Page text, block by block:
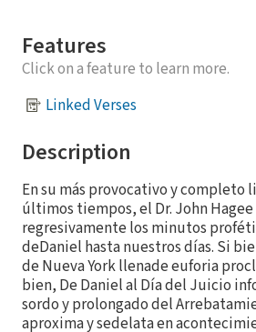
Features
Click on a feature to learn more.
Linked Verses
Description
En su más provocativo y completo
últimos tiempos, el Dr. John
regresivamente los minutos
deDaniel hasta nuestros días. Si
de Nueva York llenade euforia
bien, De Daniel al Día del Juicio
sordo y prolongado del
aproxima y sedelata en